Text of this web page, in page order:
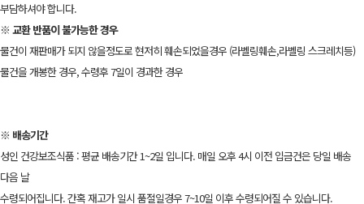
부담하셔야 합니다.
※ 교환 반품이 불가능한 경우
물건이 재판매가 되지 않을정도로 현저히 훼손되었을경우 (라벨링훼손,라벨링 스크레치등)
물건을 개봉한 경우, 수령후 7일이 경과한 경우
※ 배송기간
성인 건강보조식품 : 평균 배송기간 1~2일 입니다. 매일 오후 4시 이전 입금건은 당일 배송
다음 날
수령되어집니다. 간혹 재고가 일시 품절일경우 7~10일 이후 수령되어질 수 있습니다.